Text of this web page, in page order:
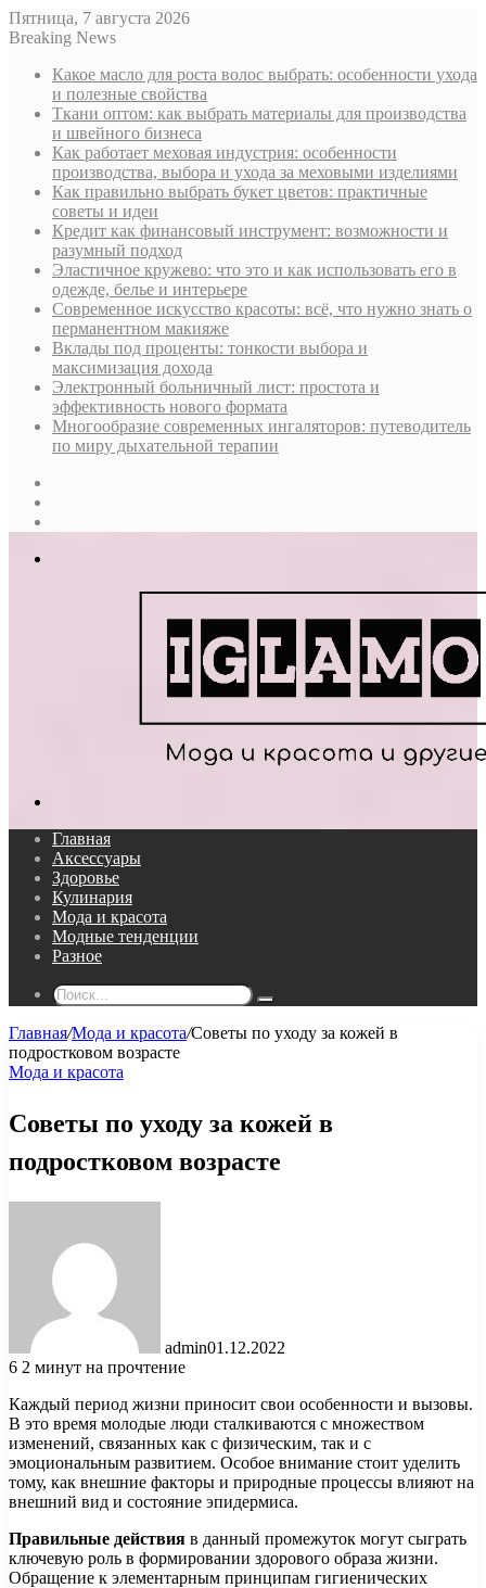
Пятница, 7 августа 2026
Breaking News
Какое масло для роста волос выбрать: особенности ухода
и полезные свойства
Ткани оптом: как выбрать материалы для производства
и швейного бизнеса
Как работает меховая индустрия: особенности
производства, выбора и ухода за меховыми изделиями
Как правильно выбрать букет цветов: практичные
советы и идеи
Кредит как финансовый инструмент: возможности и
разумный подход
Эластичное кружево: что это и как использовать его в
одежде, белье и интерьере
Современное искусство красоты: всё, что нужно знать о
перманентном макияже
Вклады под проценты: тонкости выбора и
максимизация дохода
Электронный больничный лист: простота и
эффективность нового формата
Многообразие современных ингаляторов: путеводитель
по миру дыхательной терапии
Главная
Аксессуары
Здоровье
Кулинария
Мода и красота
Модные тенденции
Разное
Поиск...
Главная/Мода и красота/Советы по уходу за кожей в
подростковом возрасте
Мода и красота
Советы по уходу за кожей в
подростковом возрасте
admin01.12.2022
6 2 минут на прочтение
Каждый период жизни приносит свои особенности и вызовы.
В это время молодые люди сталкиваются с множеством
изменений, связанных как с физическим, так и с
эмоциональным развитием. Особое внимание стоит уделить
тому, как внешние факторы и природные процессы влияют на
внешний вид и состояние эпидермиса.
Правильные действия в данный промежуток могут сыграть
ключевую роль в формировании здорового образа жизни.
Обращение к элементарным принципам гигиенических